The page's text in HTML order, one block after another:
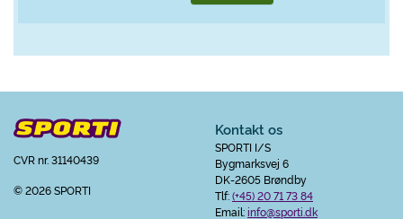
CVR nr. 31140439
© 2026 SPORTI
Kontakt os
SPORTI I/S
Bygmarksvej 6
DK-2605 Brøndby
Tlf:(+45) 20 71 73 84
Email:info@sporti.dk